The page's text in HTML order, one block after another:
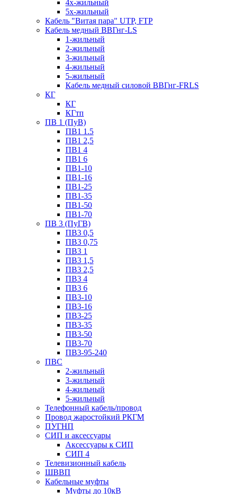
4х-жильный
5х-жильный
Кабель "Витая пара" UTP, FTP
Кабель медный ВВГнг-LS
1-жильный
2-жильный
3-жильный
4-жильный
5-жильный
Кабель медный силовой ВВГнг-FRLS
КГ
КГ
КГтп
ПВ 1 (ПуВ)
ПВ1 1.5
ПВ1 2,5
ПВ1 4
ПВ1 6
ПВ1-10
ПВ1-16
ПВ1-25
ПВ1-35
ПВ1-50
ПВ1-70
ПВ 3 (ПуГВ)
ПВ3 0,5
ПВ3 0,75
ПВ3 1
ПВ3 1,5
ПВ3 2,5
ПВ3 4
ПВ3 6
ПВ3-10
ПВ3-16
ПВ3-25
ПВ3-35
ПВ3-50
ПВ3-70
ПВ3-95-240
ПВС
2-жильный
3-жильный
4-жильный
5-жильный
Телефонный кабель/провод
Провод жаростойкий РКГМ
ПУГНП
СИП и аксессуары
Аксессуары к СИП
СИП 4
Телевизионный кабель
ШВВП
Кабельные муфты
Муфты до 10кВ